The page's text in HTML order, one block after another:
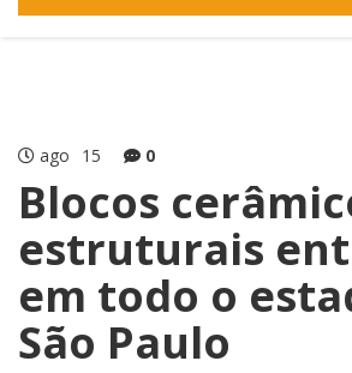
ago 15 0
Blocos
estruturais
em todo o
São Paulo